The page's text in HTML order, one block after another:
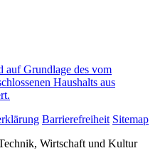
Grundlage des vom
Haushalts aus
Barrierefreiheit Sitemap
Wirtschaft und Kultur